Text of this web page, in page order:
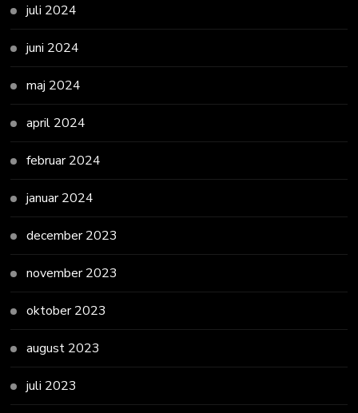
juli 2024
juni 2024
maj 2024
april 2024
februar 2024
januar 2024
december 2023
november 2023
oktober 2023
august 2023
juli 2023